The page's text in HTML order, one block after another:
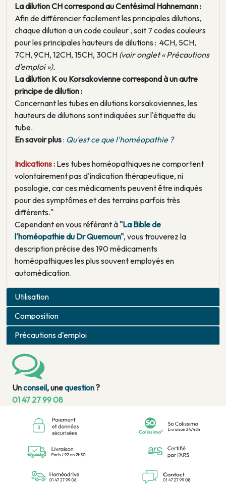
La dilution CH correspond au Centésimal Hahnemann :
Afin de différencier facilement les principales dilutions,
chaque dilution a un code couleur , soit 7 codes couleurs
pour les principales hauteurs de dilutions : 4CH, 5CH,
7CH, 9CH, 12CH, 15CH, 30CH (voir onglet « Précautions
d'emploi »).
La dilution K ou Korsakovienne correspond à un autre
principe de dilution :
Concernant les tubes en dilutions korsakoviennes, les
hauteurs de dilutions sont indiquées sur l'étiquette du
tube.
En savoir plus: Qu'est ce que l'homéopathie ?
Indications : Les tubes homéopathiques ne comportent
volontairement pas d'indication thérapeutique, ni
posologie, car ces médicaments peuvent être indiqués
pour des symptômes et des terrains parfois très
différents."
Cependant en vous référant à "La Bible de
l'homéopathie du Dr Quemoun", vous trouverez la
description précise des 190 médicaments
homéopathiques les plus souvent employés en
automédication.
Utilisation
Composition
Précautions d'emploi
Unconseil, unequestion?
01 47 27 99 08